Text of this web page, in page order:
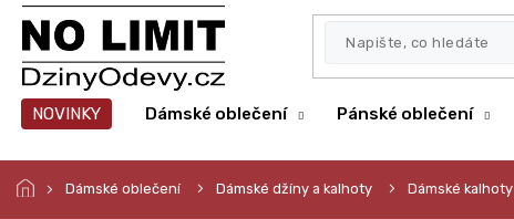
Přejít
obsah
NOVINKY Dámské oblečení Pánské oblečení
Dámské oblečení Dámské džíny a kalhoty Dámské kalhoty